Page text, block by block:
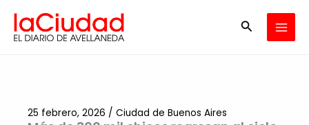
contenido
Buscar
25 febrero, 2026 / Ciudad de Buenos Aires